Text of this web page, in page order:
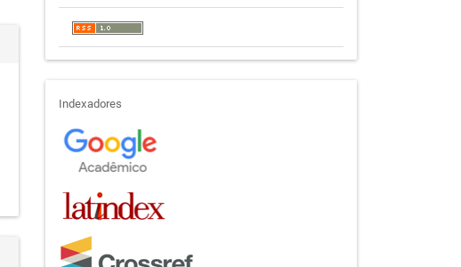
indexadores
Indexadores